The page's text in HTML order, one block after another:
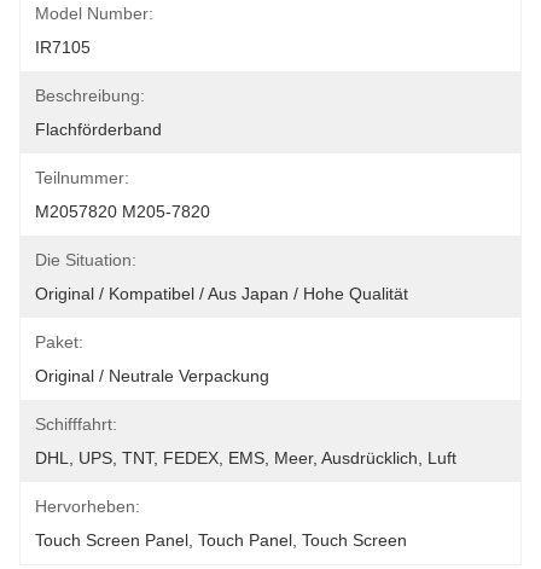
Model Number:
IR7105
Beschreibung:
Flachförderband
Teilnummer:
M2057820 M205-7820
Die Situation:
Original / Kompatibel / Aus Japan / Hohe Qualität
Paket:
Original / Neutrale Verpackung
Schifffahrt:
DHL, UPS, TNT, FEDEX, EMS, Meer, Ausdrücklich, Luft
Hervorheben:
Touch Screen Panel Touch Panel Touch Screen